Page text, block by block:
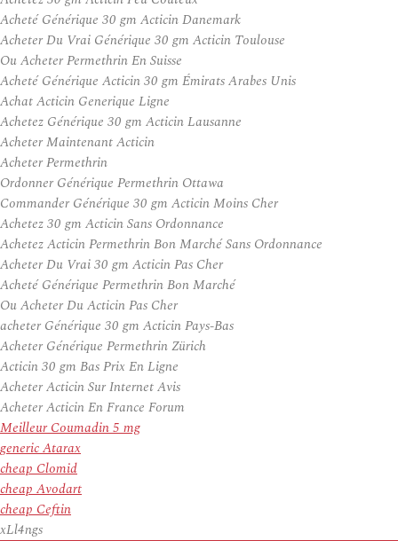
Acheté Générique 30 gm Acticin Danemark
Acheter Du Vrai Générique 30 gm Acticin Toulouse
Ou Acheter Permethrin En Suisse
Acheté Générique Acticin 30 gm Émirats Arabes Unis
Achat Acticin Generique Ligne
Achetez Générique 30 gm Acticin Lausanne
Acheter Maintenant Acticin
Acheter Permethrin
Ordonner Générique Permethrin Ottawa
Commander Générique 30 gm Acticin Moins Cher
Achetez 30 gm Acticin Sans Ordonnance
Achetez Acticin Permethrin Bon Marché Sans Ordonnance
Acheter Du Vrai 30 gm Acticin Pas Cher
Acheté Générique Permethrin Bon Marché
Ou Acheter Du Acticin Pas Cher
acheter Générique 30 gm Acticin Pays-Bas
Acheter Générique Permethrin Zürich
Acticin 30 gm Bas Prix En Ligne
Acheter Acticin Sur Internet Avis
Acheter Acticin En France Forum
Meilleur Coumadin 5 mg
generic Atarax
cheap Clomid
cheap Avodart
cheap Ceftin
xLl4ngs